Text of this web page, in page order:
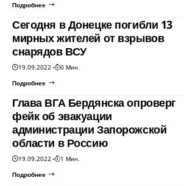
Подробнее
Сегодня в Донецке погибли 13
мирных жителей от взрывов
снарядов ВСУ
19.09.2022
0 Мин.
Подробнее
Глава ВГА Бердянска опроверг
фейк об эвакуации
администрации Запорожской
области в Россию
19.09.2022
1 Мин.
Подробнее